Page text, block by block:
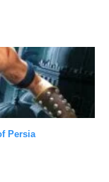
Persia